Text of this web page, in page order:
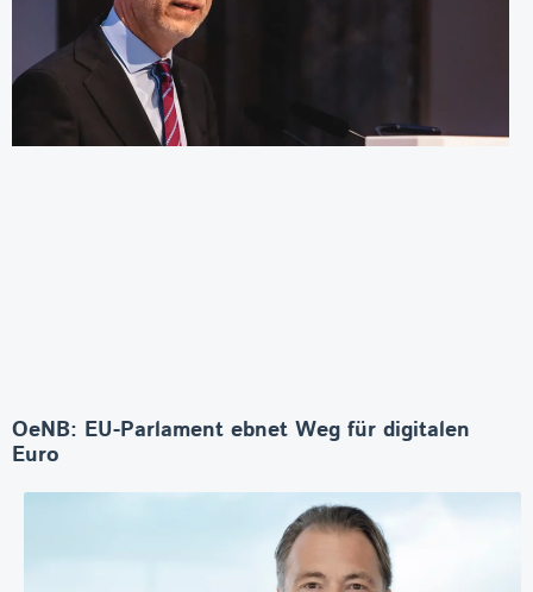
OeNB: EU-Parlament ebnet Weg für digitalen
Euro